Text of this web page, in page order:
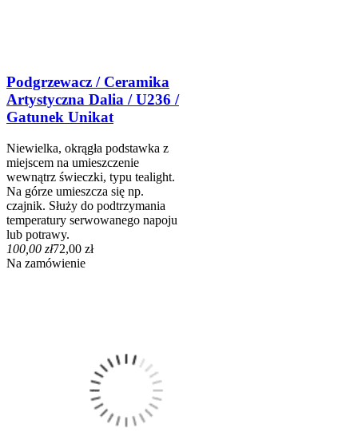
Podgrzewacz / Ceramika
Artystyczna Dalia / U236 /
Gatunek Unikat
Niewielka, okrągła podstawka z
miejscem na umieszczenie
wewnątrz świeczki, typu tealight.
Na górze umieszcza się np.
czajnik. Służy do podtrzymania
temperatury serwowanego napoju
lub potrawy.
100,00 zł72,00 zł
Na zamówienie